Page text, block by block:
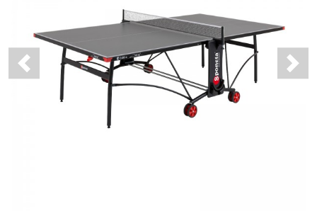
Previous Next